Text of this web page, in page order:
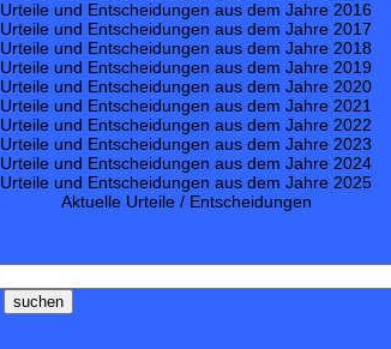
Urteile und Entscheidungen aus dem Jahre 2016
Urteile und Entscheidungen aus dem Jahre 2017
Urteile und Entscheidungen aus dem Jahre 2018
Urteile und Entscheidungen aus dem Jahre 2019
Urteile und Entscheidungen aus dem Jahre 2020
Urteile und Entscheidungen aus dem Jahre 2021
Urteile und Entscheidungen aus dem Jahre 2022
Urteile und Entscheidungen aus dem Jahre 2023
Urteile und Entscheidungen aus dem Jahre 2024
Urteile und Entscheidungen aus dem Jahre 2025
Aktuelle Urteile / Entscheidungen